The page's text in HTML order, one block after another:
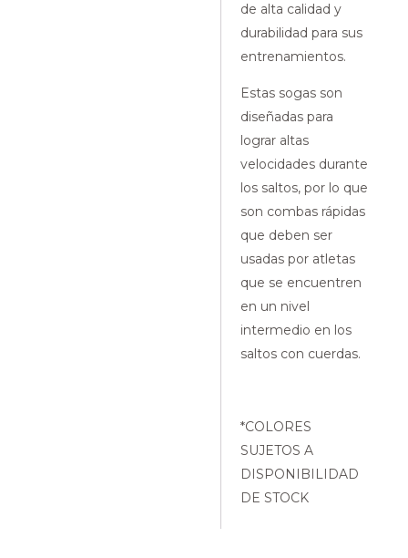
de alta calidad y
durabilidad para sus
entrenamientos.
Estas sogas son
diseñadas para
lograr altas
velocidades durante
los saltos, por lo que
son combas rápidas
que deben ser
usadas por atletas
que se encuentren
en un nivel
intermedio en los
saltos con cuerdas.
*COLORES
SUJETOS A
DISPONIBILIDAD
DE STOCK